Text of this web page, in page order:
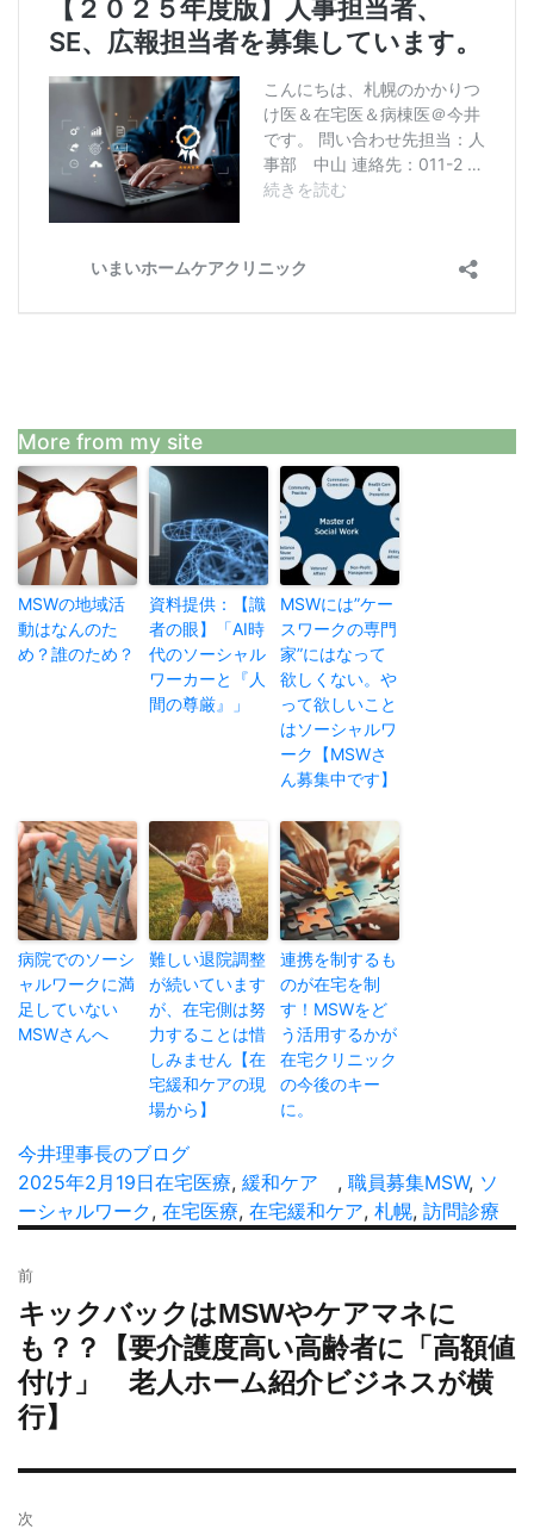
More from my site
MSWの地域活
動はなんのた
め？誰のため？
資料提供：【識
者の眼】「AI時
代のソーシャル
ワーカーと『人
間の尊厳』」
MSWには”ケー
スワークの専門
家”にはなって
欲しくない。や
って欲しいこと
はソーシャルワ
ーク【MSWさ
ん募集中です】
病院でのソーシ
ャルワークに満
足していない
MSWさんへ
難しい退院調整
が続いています
が、在宅側は努
力することは惜
しみません【在
宅緩和ケアの現
場から】
連携を制するも
のが在宅を制
す！MSWをど
う活用するかが
在宅クリニック
の今後のキー
に。
投
稿
者
今井理事長のブログ
投
稿
2025年2月19日カ
テ
ー
在宅医療, 緩和ケア , 職員募集タ
グ
MSW, ソ
ーシャルワーク, 在宅医療, 在宅緩和ケア, 札幌, 訪問診療
稿
ナ
ビ
ゲ
ー
ョ
ン
前
過
去
の
投
稿:
キックバックはMSWやケアマネに
も？？【要介護度高い高齢者に「高額値
付け」 老人ホーム紹介ビジネスが横
行】
次